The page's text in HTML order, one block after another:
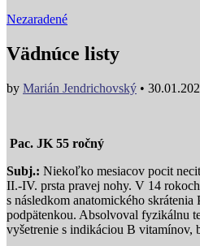
Nezaradené
Vädnúce listy
by Marián Jendrichovský •
Pac. JK 55 ročný
Subj.: Niekoľko mesiacov pocit
II.-IV. prsta pravej nohy. V 14
s následkom anatomického
podpätenkou. Absolvoval fyzikálnu
vyšetrenie s indikáciou B vitamínov,